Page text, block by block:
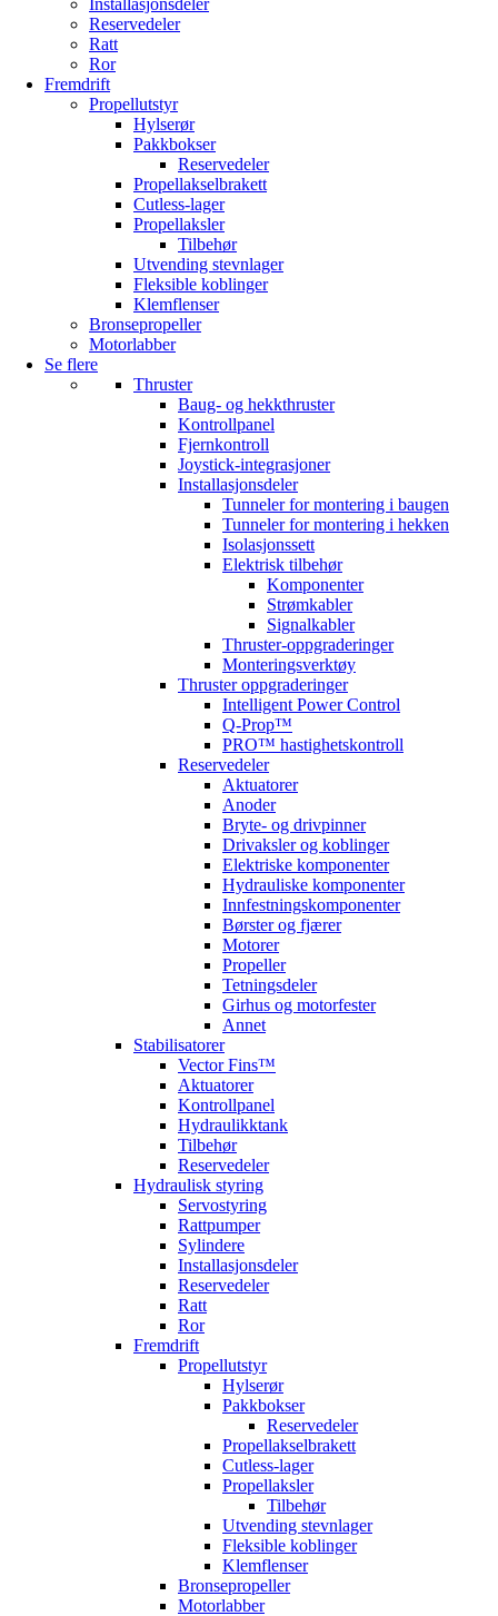
Installasjonsdeler
Reservedeler
Ratt
Ror
Fremdrift
Propellutstyr
Hylserør
Pakkbokser
Reservedeler
Propellakselbrakett
Cutless-lager
Propellaksler
Tilbehør
Utvending stevnlager
Fleksible koblinger
Klemflenser
Bronsepropeller
Motorlabber
Se flere
Thruster
Baug- og hekkthruster
Kontrollpanel
Fjernkontroll
Joystick-integrasjoner
Installasjonsdeler
Tunneler for montering i baugen
Tunneler for montering i hekken
Isolasjonssett
Elektrisk tilbehør
Komponenter
Strømkabler
Signalkabler
Thruster-oppgraderinger
Monteringsverktøy
Thruster oppgraderinger
Intelligent Power Control
Q-Prop™
PRO™ hastighetskontroll
Reservedeler
Aktuatorer
Anoder
Bryte- og drivpinner
Drivaksler og koblinger
Elektriske komponenter
Hydrauliske komponenter
Innfestningskomponenter
Børster og fjærer
Motorer
Propeller
Tetningsdeler
Girhus og motorfester
Annet
Stabilisatorer
Vector Fins™
Aktuatorer
Kontrollpanel
Hydraulikktank
Tilbehør
Reservedeler
Hydraulisk styring
Servostyring
Rattpumper
Sylindere
Installasjonsdeler
Reservedeler
Ratt
Ror
Fremdrift
Propellutstyr
Hylserør
Pakkbokser
Reservedeler
Propellakselbrakett
Cutless-lager
Propellaksler
Tilbehør
Utvending stevnlager
Fleksible koblinger
Klemflenser
Bronsepropeller
Motorlabber